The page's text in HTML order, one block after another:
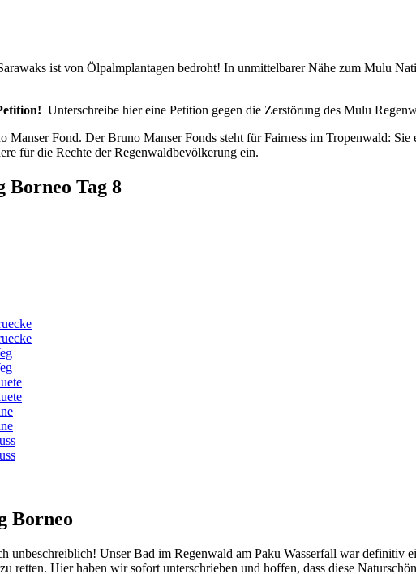
ist von Ölpalmplantagen bedroht! In unmittelbarer Nähe zum Mulu
Unterschreibe hier eine Petition gegen die Zerstörung des Mulu
Manser Fond. Der Bruno Manser Fonds steht für Fairness im Tropenwald:
für die Rechte der Regenwaldbevölkerung ein.
Borneo Tag 8
Borneo
unbeschreiblich! Unser Bad im Regenwald am Paku Wasserfall war
retten. Hier haben wir sofort unterschrieben und hoffen, dass diese